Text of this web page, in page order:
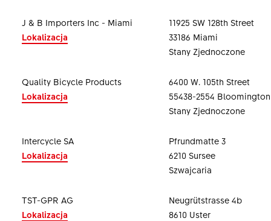
J & B Importers Inc - Miami
Lokalizacja
11925 SW 128th Street
33186 Miami
Stany Zjednoczone
Quality Bicycle Products
Lokalizacja
6400 W. 105th Street
55438-2554 Bloomington
Stany Zjednoczone
Intercycle SA
Lokalizacja
Pfrundmatte 3
6210 Sursee
Szwajcaria
TST-GPR AG
Lokalizacja
Neugrütstrasse 4b
8610 Uster